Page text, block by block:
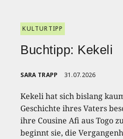
KULTURTIPP
Buchtipp: Kekeli
SARA TRAPP 31.07.2026
Kekeli hat sich bislang
Geschichte ihres Vaters
ihre Cousine Afi aus Togo
beginnt sie, die